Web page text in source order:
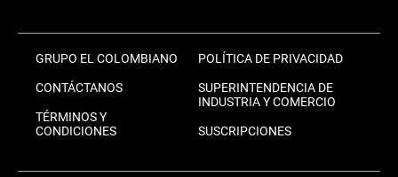
GRUPO EL COLOMBIANO
CONTÁCTANOS
TÉRMINOS Y
CONDICIONES
POLÍTICA DE PRIVACIDAD
SUPERINTENDENCIA DE
INDUSTRIA Y COMERCIO
SUSCRIPCIONES